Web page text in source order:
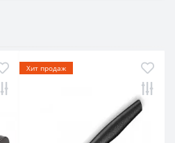
Хит продаж